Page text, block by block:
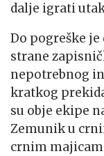
dalje igrati
Do pogreške
strane
nepotrebnog
kratkog
su obje ekipe
Zemunik u
crnim